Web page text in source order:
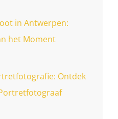
in Antwerpen:
het Moment
Ontdek